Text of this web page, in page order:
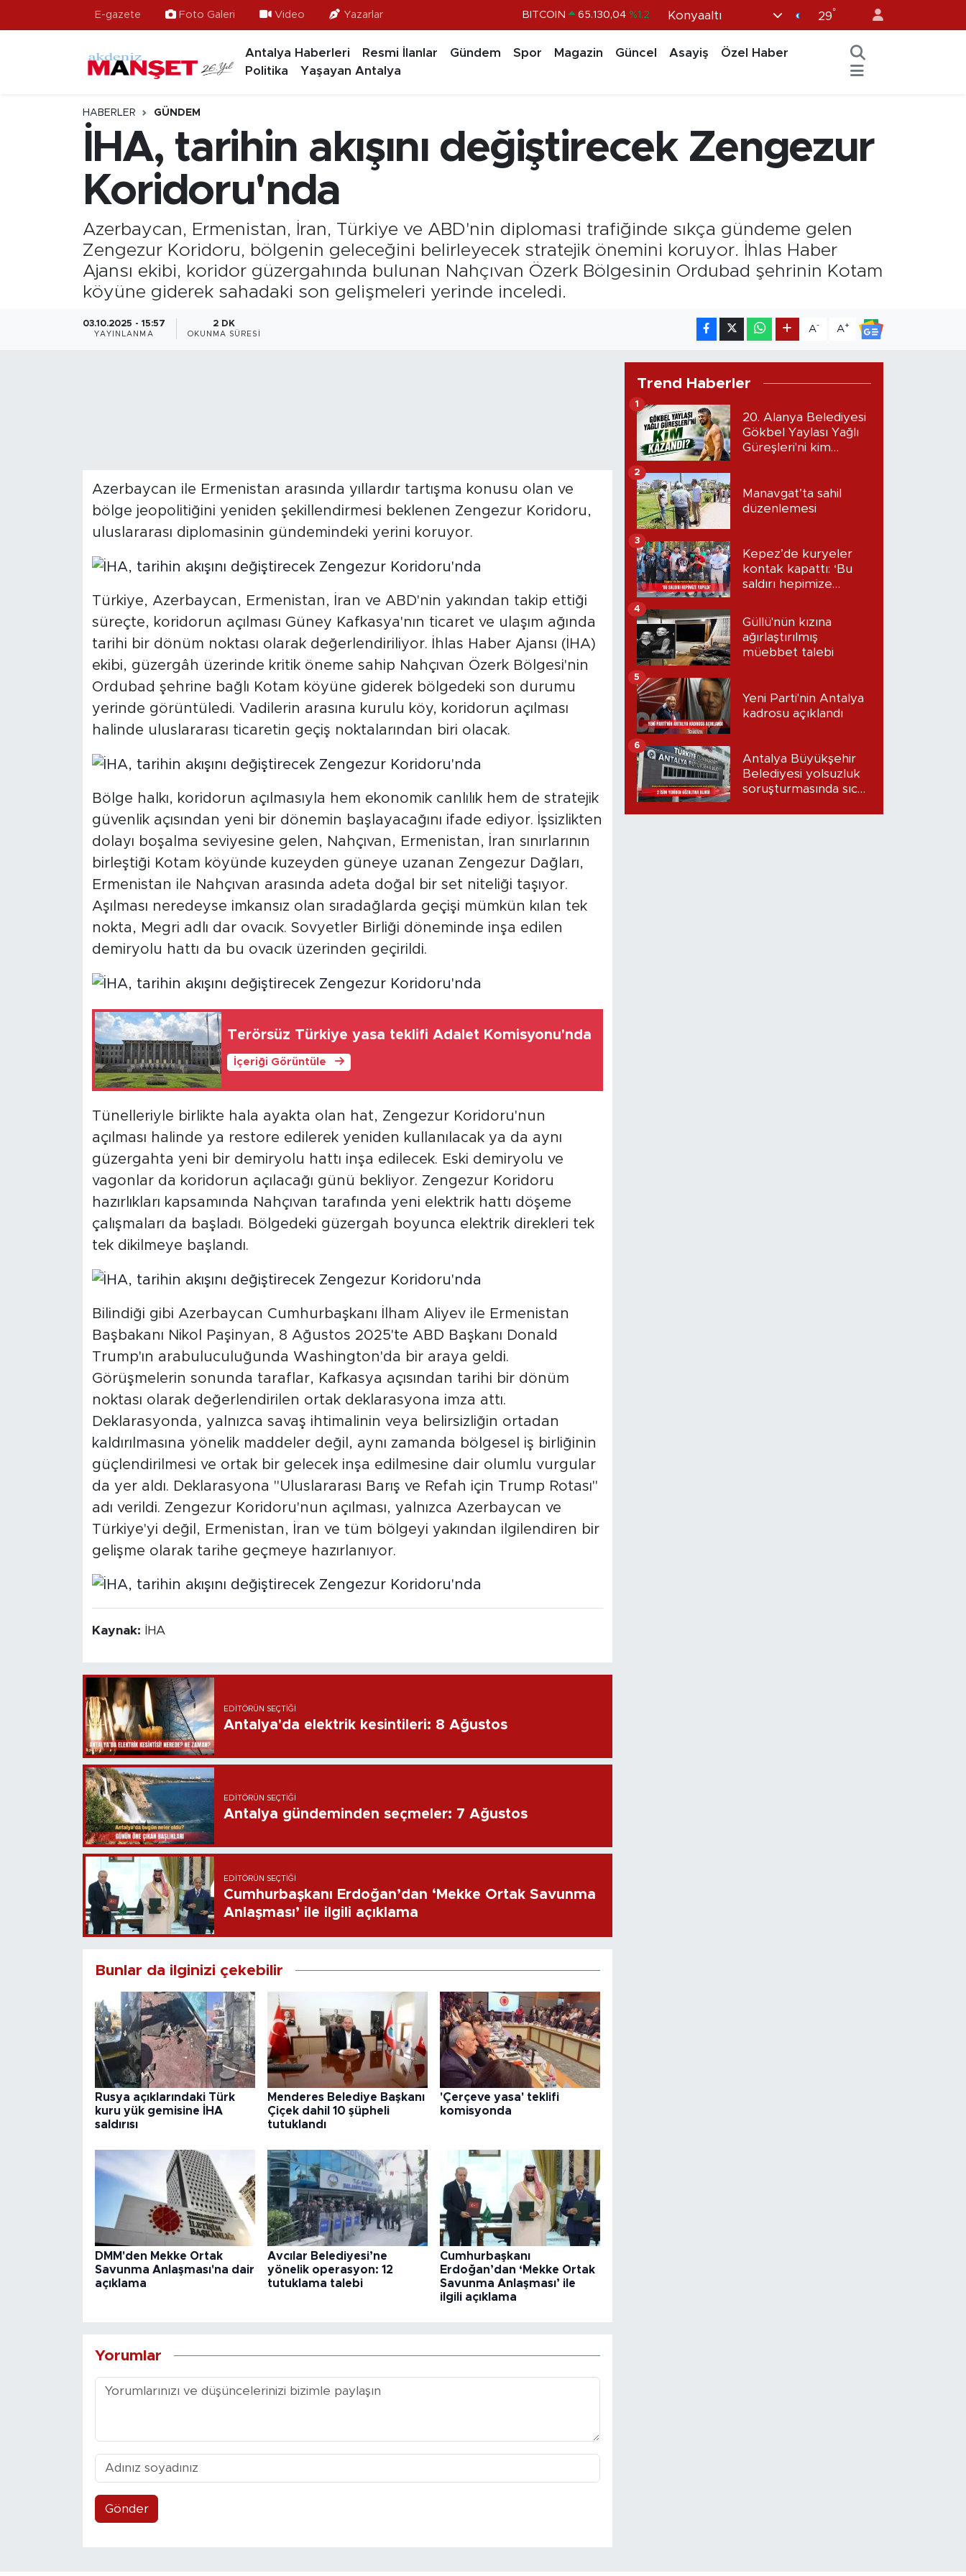
E-gazete Foto Galeri Video Yazarlar BITCOIN 65.130,04 %1.2
BİST100 13.773 %-19
Konyaaltı 29°
Antalya Haberleri Resmi İlanlar Gündem Spor Magazin Güncel Asayiş
Özel Haber
Politika
Yaşayan Antalya
HABERLER GÜNDEM
İHA, tarihin akışını değiştirecek Zengezur
Koridoru'nda
Azerbaycan, Ermenistan, İran, Türkiye ve ABD'nin diplomasi trafiğinde sıkça gündeme gelen
Zengezur Koridoru, bölgenin geleceğini belirleyecek stratejik önemini koruyor. İhlas Haber
Ajansı ekibi, koridor güzergahında bulunan Nahçıvan Özerk Bölgesinin Ordubad şehrinin Kotam
köyüne giderek sahadaki son gelişmeleri yerinde inceledi.
03.10.2025 - 15:57
YAYINLANMA
2 DK
OKUNMA SÜRESI
A- A+
Azerbaycan ile Ermenistan arasında yıllardır tartışma konusu olan ve
bölge jeopolitiğini yeniden şekillendirmesi beklenen Zengezur Koridoru,
uluslararası diplomasinin gündemindeki yerini koruyor.
Türkiye, Azerbaycan, Ermenistan, İran ve ABD'nin yakından takip ettiği
süreçte, koridorun açılması Güney Kafkasya'nın ticaret ve ulaşım ağında
tarihi bir dönüm noktası olarak değerlendiriliyor. İhlas Haber Ajansı (İHA)
ekibi, güzergâh üzerinde kritik öneme sahip Nahçıvan Özerk Bölgesi'nin
Ordubad şehrine bağlı Kotam köyüne giderek bölgedeki son durumu
yerinde görüntüledi. Vadilerin arasına kurulu köy, koridorun açılması
halinde uluslararası ticaretin geçiş noktalarından biri olacak.
Bölge halkı, koridorun açılmasıyla hem ekonomik canlılık hem de stratejik
güvenlik açısından yeni bir dönemin başlayacağını ifade ediyor. İşsizlikten
dolayı boşalma seviyesine gelen, Nahçıvan, Ermenistan, İran sınırlarının
birleştiği Kotam köyünde kuzeyden güneye uzanan Zengezur Dağları,
Ermenistan ile Nahçıvan arasında adeta doğal bir set niteliği taşıyor.
Aşılması neredeyse imkansız olan sıradağlarda geçişi mümkün kılan tek
nokta, Megri adlı dar ovacık. Sovyetler Birliği döneminde inşa edilen
demiryolu hattı da bu ovacık üzerinden geçirildi.
Terörsüz Türkiye yasa teklifi Adalet Komisyonu'nda
İçeriği Görüntüle
Tünelleriyle birlikte hala ayakta olan hat, Zengezur Koridoru'nun
açılması halinde ya restore edilerek yeniden kullanılacak ya da aynı
güzergahta yeni bir demiryolu hattı inşa edilecek. Eski demiryolu ve
vagonlar da koridorun açılacağı günü bekliyor. Zengezur Koridoru
hazırlıkları kapsamında Nahçıvan tarafında yeni elektrik hattı döşeme
çalışmaları da başladı. Bölgedeki güzergah boyunca elektrik direkleri tek
tek dikilmeye başlandı.
Bilindiği gibi Azerbaycan Cumhurbaşkanı İlham Aliyev ile Ermenistan
Başbakanı Nikol Paşinyan, 8 Ağustos 2025'te ABD Başkanı Donald
Trump'ın arabuluculuğunda Washington'da bir araya geldi.
Görüşmelerin sonunda taraflar, Kafkasya açısından tarihi bir dönüm
noktası olarak değerlendirilen ortak deklarasyona imza attı.
Deklarasyonda, yalnızca savaş ihtimalinin veya belirsizliğin ortadan
kaldırılmasına yönelik maddeler değil, aynı zamanda bölgesel iş birliğinin
güçlendirilmesi ve ortak bir gelecek inşa edilmesine dair olumlu vurgular
da yer aldı. Deklarasyona "Uluslararası Barış ve Refah için Trump Rotası"
adı verildi. Zengezur Koridoru'nun açılması, yalnızca Azerbaycan ve
Türkiye'yi değil, Ermenistan, İran ve tüm bölgeyi yakından ilgilendiren bir
gelişme olarak tarihe geçmeye hazırlanıyor.
Kaynak: İHA
EDITÖRÜN SEÇTIĞI
Antalya'da elektrik kesintileri: 8 Ağustos
EDITÖRÜN SEÇTIĞI
Antalya gündeminden seçmeler: 7 Ağustos
EDITÖRÜN SEÇTIĞI
Cumhurbaşkanı Erdoğan’dan ‘Mekke Ortak Savunma
Anlaşması’ ile ilgili açıklama
Bunlar da ilginizi çekebilir
Rusya açıklarındaki Türk
kuru yük gemisine İHA
saldırısı
Menderes Belediye Başkanı
Çiçek dahil 10 şüpheli
tutuklandı
'Çerçeve yasa' teklifi
komisyonda
DMM'den Mekke Ortak
Savunma Anlaşması'na dair
açıklama
Avcılar Belediyesi’ne
yönelik operasyon: 12
tutuklama talebi
Cumhurbaşkanı
Erdoğan’dan ‘Mekke Ortak
Savunma Anlaşması’ ile
ilgili açıklama
Yorumlar
Gönder
Trend Haberler
20. Alanya Belediyesi
Gökbel Yaylası Yağlı
Güreşleri'ni kim
1
Manavgat’ta sahil
düzenlemesi
2
Kepez’de kuryeler
kontak kapattı: ‘Bu
saldırı hepimize
3
Güllü'nün kızına
ağırlaştırılmış
müebbet talebi
4
Yeni Parti'nin Antalya
kadrosu açıklandı
5
Antalya Büyükşehir
Belediyesi yolsuzluk
soruşturmasında sıcak
6
Ekonomi
Gündem
Antalya Nöbetçi Eczaneler
Antalya Namaz Vakitleri
Antalya Trafik Yoğunluk Haritası
Süper Lig Puan Durumu ve Fikstür
Tüm Manşetler
Son Dakika Haberleri